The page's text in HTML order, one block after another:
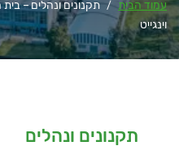
עמוד הבית / תקנונים ונהלים –
וינגייט
תקנונים ונהלים